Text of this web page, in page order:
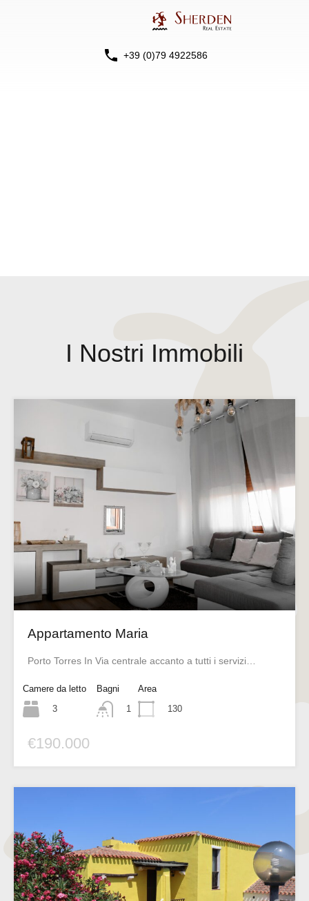
+39 (0)79 4922586
I Nostri Immobili
Appartamento Maria
Porto Torres In Via centrale accanto a tutti i servizi…
Camere da letto
3
Bagni
1
Area
130
€190.000